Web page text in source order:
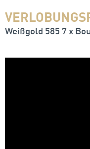
Weißgold 585 7 x